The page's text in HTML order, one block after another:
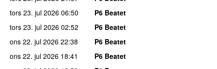
tors 23. jul 2026 06:50
P6 Beatet
tors 23. jul 2026 02:52
P6 Beatet
ons 22. jul 2026 22:38
P6 Beatet
ons 22. jul 2026 18:41
P6 Beatet